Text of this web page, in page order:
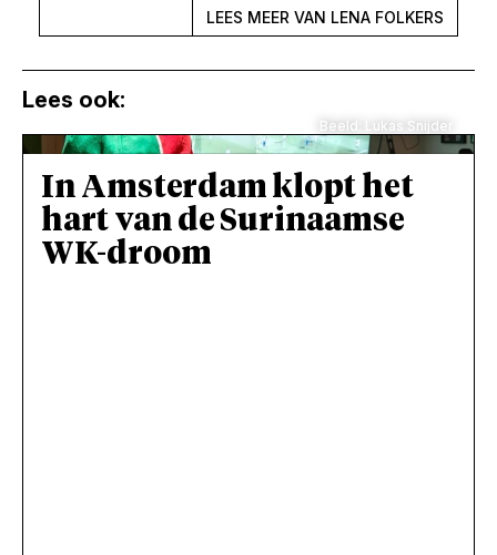
LEES MEER VAN LENA FOLKERS
Lees ook:
Beeld: Lukas Snijder
In Amsterdam klopt het
hart van de Surinaamse
WK-droom